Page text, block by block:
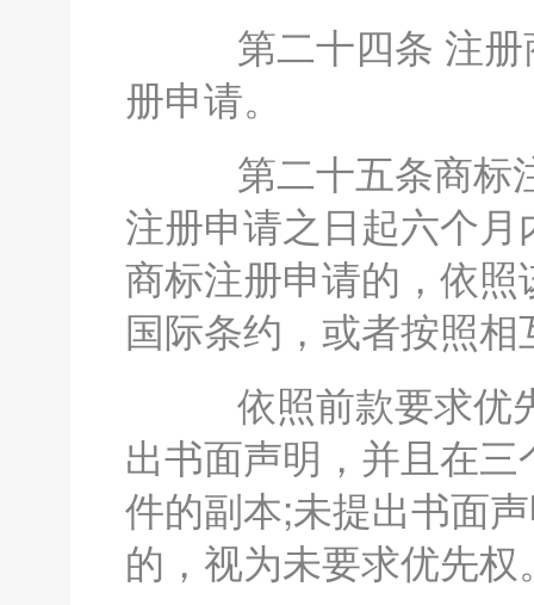
第二十四条 注册
册申请。
第二十五条商标
注册申请之日起六个
商标注册申请的，依
国际条约，或者按照
依照前款要求优
出书面声明，并且在
件的副本;未提出书面
的，视为未要求优先权